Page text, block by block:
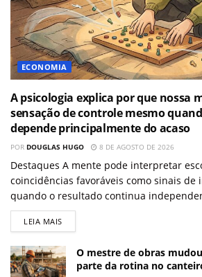
ECONOMIA
A psicologia explica por que nossa
sensação de controle mesmo
depende principalmente do acaso
POR DOUGLAS HUGO 8 DE AGOSTO DE 2026
Destaques A mente pode interpretar
coincidências favoráveis como sinais de
quando o resultado continua
LEIA MAIS
O mestre de obras
parte da rotina no